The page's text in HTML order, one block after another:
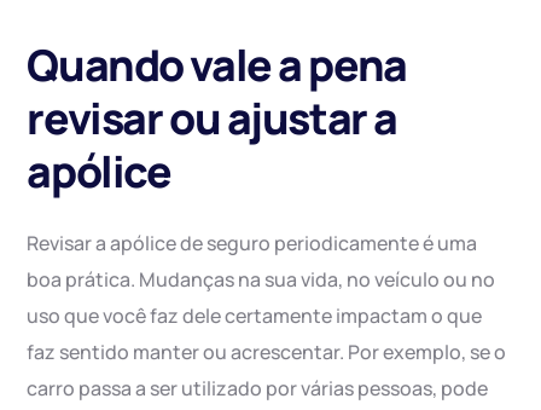
Quando vale a pena
revisar ou ajustar a
apólice
Revisar a apólice de seguro periodicamente é uma
boa prática. Mudanças na sua vida, no veículo ou no
uso que você faz dele certamente impactam o que
faz sentido manter ou acrescentar. Por exemplo, se o
carro passa a ser utilizado por várias pessoas, pode